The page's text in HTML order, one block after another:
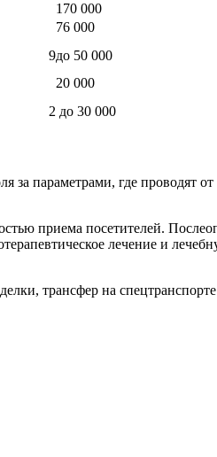
170 000
76 000
9до 50 000
20 000
2 до 30 000
параметрами, где проводят
приема посетителей.
лечение и
трансфер на